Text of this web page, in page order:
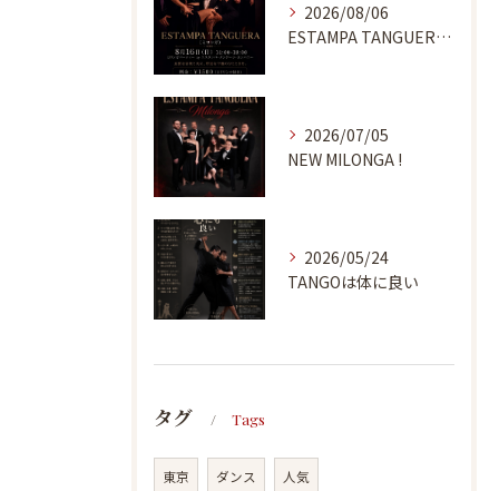
2026/08/06
ESTAMPA TANGUERA MILONGA
2026/07/05
NEW MILONGA !
2026/05/24
TANGOは体に良い
タグ Tags
東京 ダンス 人気